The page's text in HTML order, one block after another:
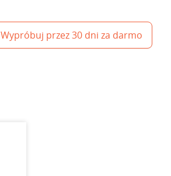
Wypróbuj przez 30 dni za darmo